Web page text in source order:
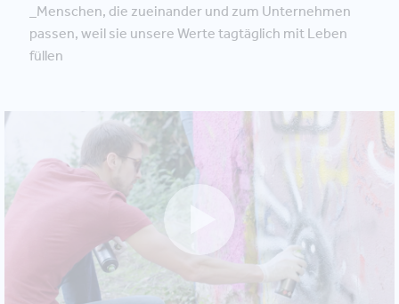
_Menschen, die zueinander und zum Unternehmen
passen, weil sie unsere Werte tagtäglich mit Leben
füllen